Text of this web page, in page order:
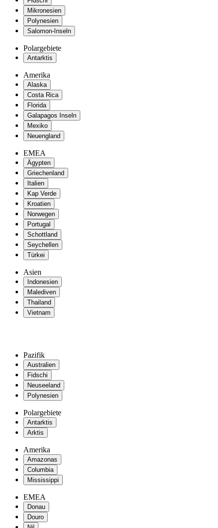
Mikronesien
Polynesien
Salomon-Inseln
Polargebiete
Antarktis
Amerika
Alaska
Costa Rica
Florida
Galapagos Inseln
Mexiko
Neuengland
EMEA
Ägypten
Griechenland
Italien
Kap Verde
Kroatien
Norwegen
Portugal
Schottland
Seychellen
Türkei
Asien
Indonesien
Malediven
Thailand
Vietnam
Pazifik
Australien
Fidschi
Neuseeland
Polynesien
Polargebiete
Antarktis
Arktis
Amerika
Amazonas
Columbia
Mississippi
EMEA
Donau
Douro